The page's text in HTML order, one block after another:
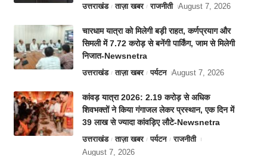
उत्तराखंड ताज़ा खबर राजनीती August 7, 2026
चारधाम यात्रा को मिलेगी बड़ी राहत, कर्णप्रयाग और
सिमली में 7.72 करोड़ से बनेंगी पार्किंग, जाम से मिलेगी
निजात-Newsnetra
उत्तराखंड ताज़ा खबर पर्यटन August 7, 2026
कांवड़ यात्रा 2026: 2.19 करोड़ से अधिक
शिवभक्तों ने किया गंगाजल लेकर प्रस्थान, एक दिन में
39 लाख से ज्यादा कांवड़िए लौटे-Newsnetra
उत्तराखंड ताज़ा खबर पर्यटन
राजनीती
August 7, 2026